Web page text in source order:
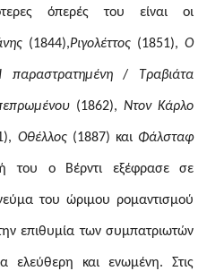
όπερές του είναι οι
(1844),Ριγολέττος (1851),Ο
παραστρατημένη/ Τραβιάτα
(1862), Ντον Κάρλο
Οθέλλος (1887) και Φάλσταφ
του ο Βέρντι εξέφρασε σε
του ώριμου ρομαντισμού
επιθυμία των συμπατριωτών
ελεύθερη και ενωμένη. Στις